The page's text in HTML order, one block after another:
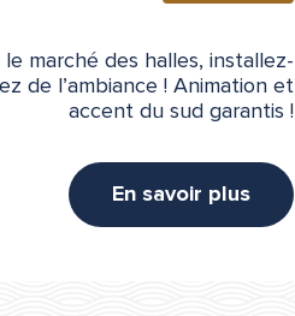
marché des halles, installez-
de l’ambiance ! Animation et
accent du sud garantis !
En savoir plus